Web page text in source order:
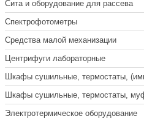
Сита и оборудование для рассева
Спектрофотометры
Средства малой механизации
Центрифуги лабораторные
Шкафы сушильные, термостаты,
Шкафы сушильные, термостаты,
Электротермическое оборудование